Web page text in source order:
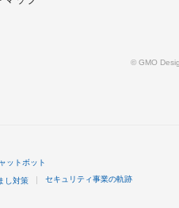
© GMO
ットボット
し対策 セキュリティ事業の軌跡